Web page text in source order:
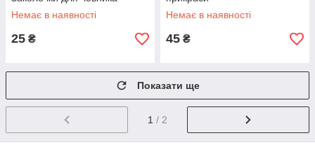
Немає в наявності
25 ₴
Немає в наявності
45 ₴
Показати ще
1 / 2